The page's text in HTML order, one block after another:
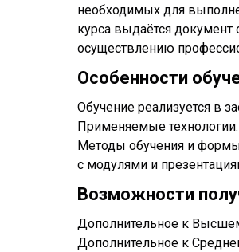
необходимых для
курса выдаётся
осуществлению
Особенности
Обучение реализуется в
Применяемые
Методы обучения и формы
с модулями и
Возможности
Дополнительное к
Дополнительное к